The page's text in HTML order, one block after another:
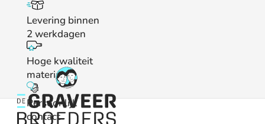
Levering binnen
2 werkdagen
Hoge kwaliteit
materialen
Persoonlijk
contact